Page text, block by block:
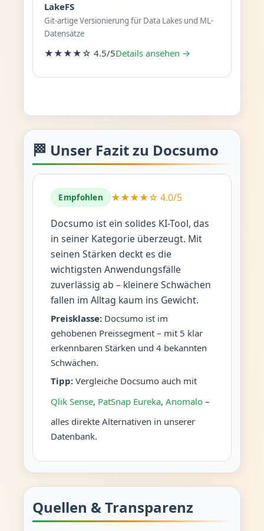
LakeFS
Git-artige Versionierung für Data Lakes und ML-
Datensätze
★★★★☆ 4.5/5Details ansehen →
🏁 Unser Fazit zu Docsumo
Empfohlen ★★★★☆ 4.0/5
Docsumo ist ein solides KI-Tool, das
in seiner Kategorie überzeugt. Mit
seinen Stärken deckt es die
wichtigsten Anwendungsfälle
zuverlässig ab – kleinere Schwächen
fallen im Alltag kaum ins Gewicht.
Preisklasse:Docsumo ist im
gehobenen Preissegment – mit 5 klar
erkennbaren Stärken und 4 bekannten
Schwächen.
Tipp:Vergleiche Docsumo auch mit
Qlik Sense, PatSnap Eureka, Anomalo–
alles direkte Alternativen in unserer
Datenbank.
Quellen & Transparenz